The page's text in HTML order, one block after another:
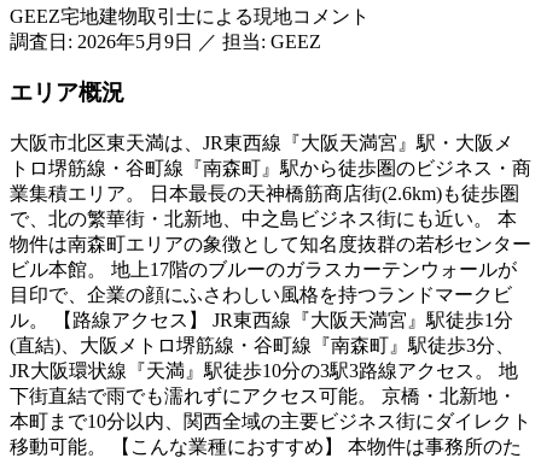
GEEZ宅地建物取引士による現地コメント
調査日: 2026年5月9日 ／ 担当: GEEZ
エリア概況
大阪市北区東天満は、JR東西線『大阪天満宮』駅・大阪メ
トロ堺筋線・谷町線『南森町』駅から徒歩圏のビジネス・商
業集積エリア。 日本最長の天神橋筋商店街(2.6km)も徒歩圏
で、北の繁華街・北新地、中之島ビジネス街にも近い。 本
物件は南森町エリアの象徴として知名度抜群の若杉センター
ビル本館。 地上17階のブルーのガラスカーテンウォールが
目印で、企業の顔にふさわしい風格を持つランドマークビ
ル。 【路線アクセス】 JR東西線『大阪天満宮』駅徒歩1分
(直結)、大阪メトロ堺筋線・谷町線『南森町』駅徒歩3分、
JR大阪環状線『天満』駅徒歩10分の3駅3路線アクセス。 地
下街直結で雨でも濡れずにアクセス可能。 京橋・北新地・
本町まで10分以内、関西全域の主要ビジネス街にダイレクト
移動可能。 【こんな業種におすすめ】 本物件は事務所のた